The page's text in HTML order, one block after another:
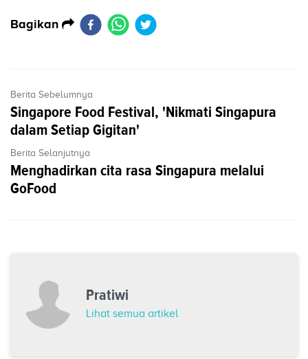
Bagikan
Berita Sebelumnya
Singapore Food Festival, 'Nikmati Singapura
dalam Setiap Gigitan'
Berita Selanjutnya
Menghadirkan cita rasa Singapura melalui
GoFood
Pratiwi
Lihat semua artikel